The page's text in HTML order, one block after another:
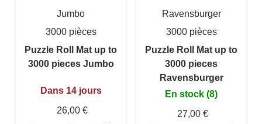
Jumbo
3000 pièces
Puzzle Roll Mat up to
3000 pieces Jumbo
Dans 14 jours
26,00 €
Ravensburger
3000 pièces
Puzzle Roll Mat up to
3000 pieces
Ravensburger
En stock (8)
27,00 €